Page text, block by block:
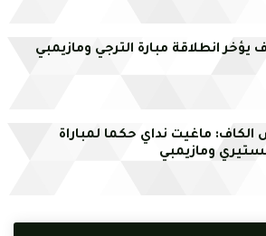
يؤخر انطلاقة مبارة الترجي ومازيمبي
الكاف: ماغيت نداي حكما لمباراة
ومازيمبي